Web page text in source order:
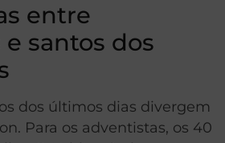
entre
santos dos
dos últimos dias divergem
Para os adventistas, os 40